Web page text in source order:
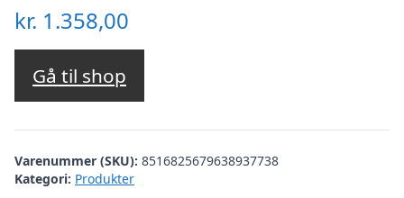
kr. 1.358,00
Gå til shop
Varenummer (SKU): 8516825679638937738
Kategori: Produkter